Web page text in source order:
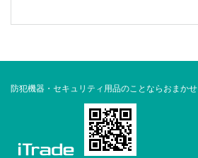
防犯機器・セキュリティ用品のことならおまかせ